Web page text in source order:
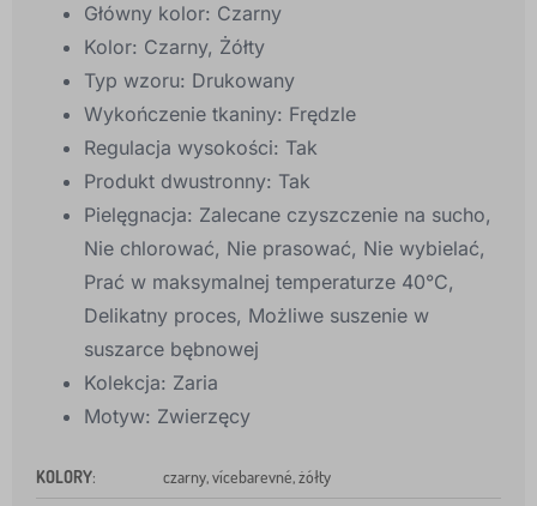
Główny kolor: Czarny
Kolor: Czarny, Żółty
Typ wzoru: Drukowany
Wykończenie tkaniny: Frędzle
Regulacja wysokości: Tak
Produkt dwustronny: Tak
Pielęgnacja: Zalecane czyszczenie na sucho,
Nie chlorować, Nie prasować, Nie wybielać,
Prać w maksymalnej temperaturze 40°C,
Delikatny proces, Możliwe suszenie w
suszarce bębnowej
Kolekcja: Zaria
Motyw: Zwierzęcy
KOLORY:
czarny, vícebarevné, żółty